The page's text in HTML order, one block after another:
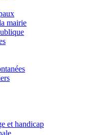
mairie
et handicap